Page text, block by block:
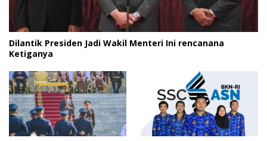
Dilantik Presiden Jadi Wakil Menteri Ini rencanana
Ketiganya